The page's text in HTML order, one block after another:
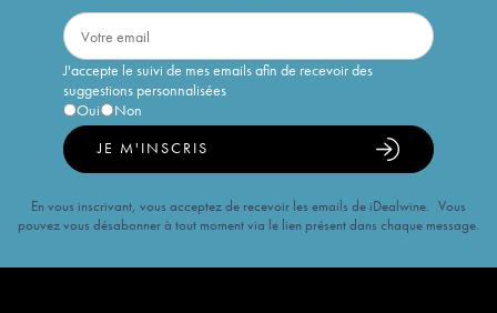
J'accepte le suivi de mes emails afin de recevoir des
suggestions personnalisées
Oui
Non
JE M'INSCRIS
En vous inscrivant, vous acceptez de recevoir les emails de iDealwine. Vous
pouvez vous désabonner à tout moment via le lien présent dans chaque message.